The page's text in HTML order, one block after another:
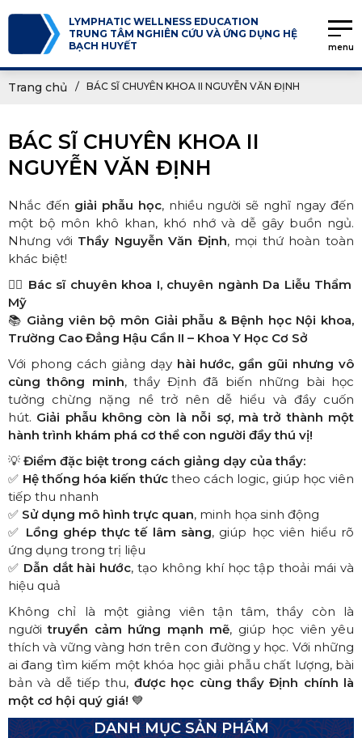
LYMPHATIC WELLNESS EDUCATION
TRUNG TÂM NGHIÊN CỨU VÀ ỨNG DỤNG HỆ
BẠCH HUYẾT
menu
Trang chủ BÁC SĨ CHUYÊN KHOA II NGUYỄN VĂN ĐỊNH
BÁC SĨ CHUYÊN KHOA II
NGUYỄN VĂN ĐỊNH
Nhắc đến giải phẫu học, nhiều người sẽ nghĩ ngay đến
một bộ môn khô khan, khó nhớ và dễ gây buồn ngủ.
Nhưng với Thầy Nguyễn Văn Định, mọi thứ hoàn toàn
khác biệt!
👨‍⚕️ Bác sĩ chuyên khoa I, chuyên ngành Da Liễu Thẩm
Mỹ
📚 Giảng viên bộ môn Giải phẫu & Bệnh học Nội khoa,
Trường Cao Đẳng Hậu Cần II – Khoa Y Học Cơ Sở
Với phong cách giảng dạy hài hước, gần gũi nhưng vô
cùng thông minh, thầy Định đã biến những bài học
tưởng chừng nặng nề trở nên dễ hiểu và đầy cuốn
hút. Giải phẫu không còn là nỗi sợ, mà trở thành một
hành trình khám phá cơ thể con người đầy thú vị!
💡 Điểm đặc biệt trong cách giảng dạy của thầy:
✅ Hệ thống hóa kiến thứctheo cách logic, giúp học viên
tiếp thu nhanh
✅ Sử dụng mô hình trực quan, minh họa sinh động
✅ Lồng ghép thực tế lâm sàng, giúp học viên hiểu rõ
ứng dụng trong trị liệu
✅ Dẫn dắt hài hước, tạo không khí học tập thoải mái và
hiệu quả
Không chỉ là một giảng viên tận tâm, thầy còn là
ngườitruyền cảm hứng mạnh mẽ, giúp học viên yêu
thích và vững vàng hơn trên con đường y học. Với những
ai đang tìm kiếm một khóa học giải phẫu chất lượng, bài
bản và dễ tiếp thu, được học cùng thầy Định chính là
một cơ hội quý giá! 💙
DANH MỤC SẢN PHẨM